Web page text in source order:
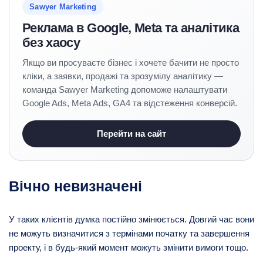
Sawyer Marketing
Реклама в Google, Meta та аналітика
без хаосу
Якщо ви просуваєте бізнес і хочете бачити не просто
кліки, а заявки, продажі та зрозумілу аналітику —
команда Sawyer Marketing допоможе налаштувати
Google Ads, Meta Ads, GA4 та відстеження конверсій.
Перейти на сайт
Вічно невизначені
У таких клієнтів думка постійно змінюється. Довгий час вони
не можуть визначитися з термінами початку та завершення
проекту, і в будь-який момент можуть змінити вимоги тощо.